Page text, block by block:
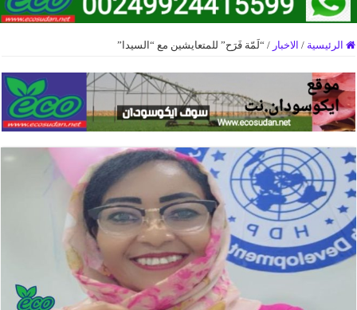
الرئيسية / الاخبار / “لَمّة فَرَح” للمتعايشين مع “السيدا”